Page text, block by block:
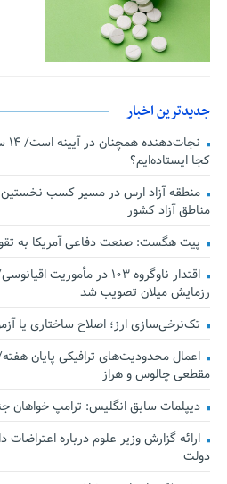
جدیدترین اخبار
کجا ایستاده‌ایم؟
منطقه آزاد ارس در مسیر کسب
مناطق آزاد کشور
پیت هگست: صنعت دفاعی آمریکا به
رزمایش میلان تصویب شد
تک‌نرخی‌سازی ارز؛ اصلاح ساختاری یا
اعمال محدودیت‌های ترافیکی پایان
مقطعی چالوس و هراز
دیپلمات سابق انگلیس:‌ ترامپ خواهان
ارائه گزارش وزیر علوم درباره
دولت